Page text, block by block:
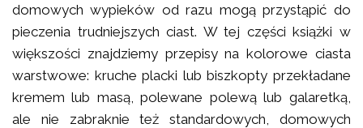
domowych wypieków od razu mogą przystąpić do
pieczenia trudniejszych ciast. W tej części książki w
większości znajdziemy przepisy na kolorowe ciasta
warstwowe: kruche placki lub biszkopty przekładane
kremem lub masą, polewane polewą lub galaretką,
ale nie zabraknie też standardowych, domowych